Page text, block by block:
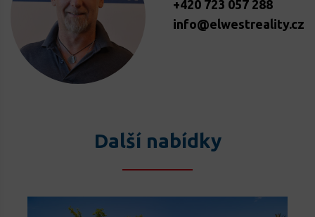
+420 723 057 288
info@elwestreality.cz
Další nabídky